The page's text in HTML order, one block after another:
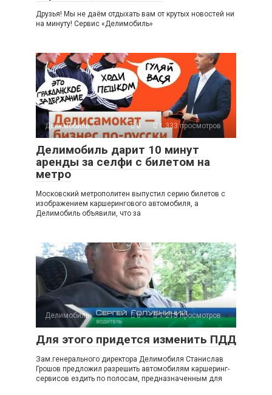
Друзья! Мы не даём отдыхать вам от крутых новостей ни
на минуту! Сервис «Делимобиль»
Делимобиль 0 1 333 просмотров
Делимобиль дарит 10 минут
аренды за селфи с билетом на
метро
Московский метрополитен выпустил серию билетов с
изображением каршерингового автомобиля, а
Делимобиль объявили, что за
Делимобиль 0 1 215 просмотров
Для этого придется изменить ПДД
Зам.генерального директора Делимобиля Станислав
Грошов предложил разрешить автомобилям каршеринг-
сервисов ездить по полосам, предназначенным для